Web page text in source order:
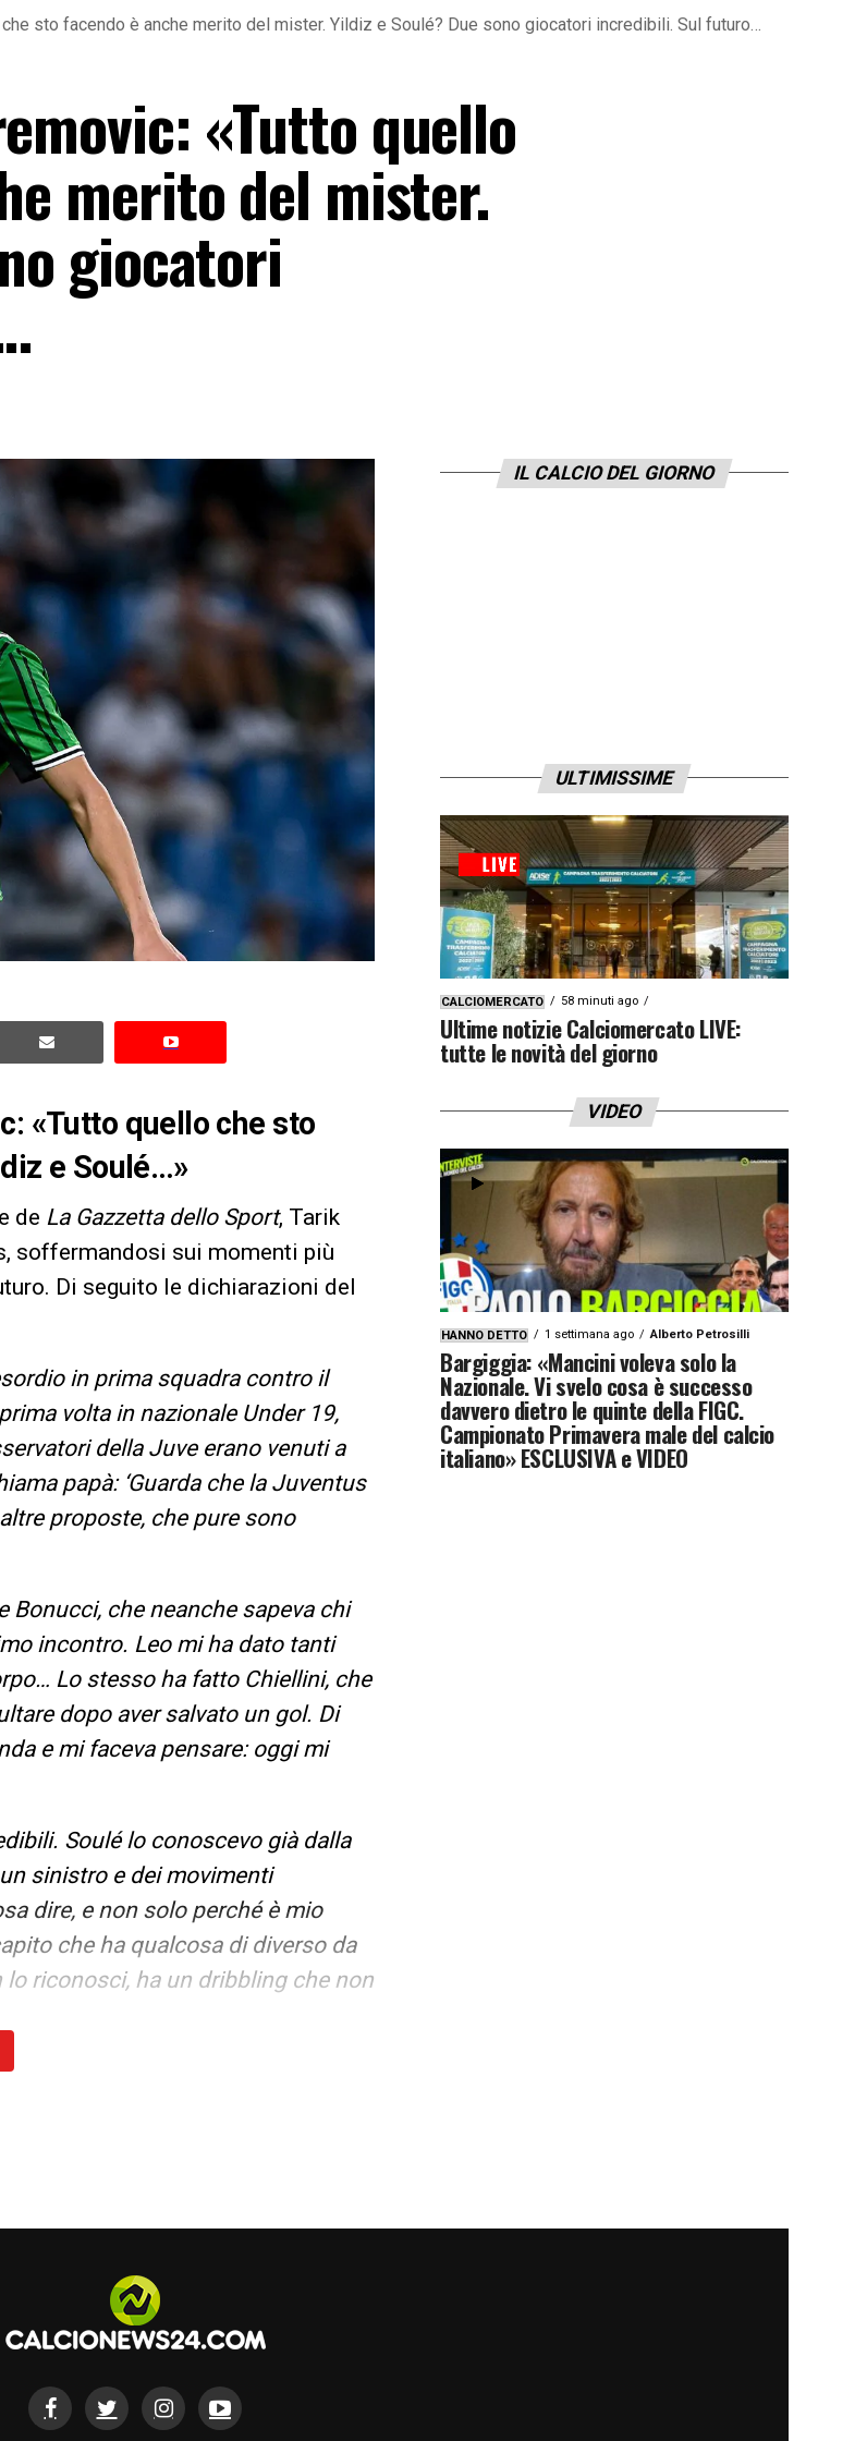
sto facendo è anche merito del mister. Yildiz e Soulé? Due sono giocatori incredibili. Sul futuro…
«Tutto quello
merito del mister.
giocatori
«Tutto quello che sto
e Soulé…»
de La Gazzetta dello Sport, Tarik
soffermandosi sui momenti più
Di seguito le dichiarazioni del
in prima squadra contro il
volta in nazionale Under 19,
della Juve erano venuti a
papà: ‘Guarda che la Juventus
proposte, che pure sono
Bonucci, che neanche sapeva chi
incontro. Leo mi ha dato tanti
Lo stesso ha fatto Chiellini, che
dopo aver salvato un gol. Di
e mi faceva pensare: oggi mi
Soulé lo conoscevo già dalla
sinistro e dei movimenti
dire, e non solo perché è mio
che ha qualcosa di diverso da
riconosci, ha un dribbling che non
del mister, perché mi ha dato
Serie A mi piace molto, ma la
il Barcellona come papà, litigavo
tutte le novità del giorno
IL CALCIO DEL GIORNO
ULTIMISSIME
CALCIOMERCATO 58 minuti ago
Ultime notizie Calciomercato LIVE:
tutte le novità del giorno
VIDEO
HANNO DETTO 1 settimana ago Alberto Petrosilli
Bargiggia: «Mancini voleva solo la
Nazionale. Vi svelo cosa è successo
davvero dietro le quinte della FIGC.
Campionato Primavera male del calcio
italiano» ESCLUSIVA e VIDEO